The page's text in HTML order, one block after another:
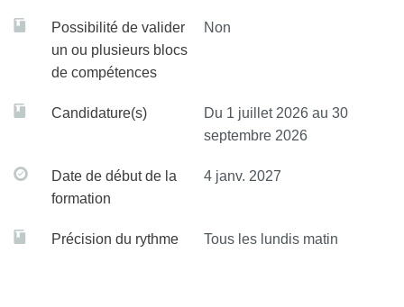
Possibilité de valider
un ou plusieurs blocs
de compétences
Non
Candidature(s)
Du 1 juillet 2026 au 30
septembre 2026
Date de début de la
formation
4 janv. 2027
Précision du rythme Tous les lundis matin